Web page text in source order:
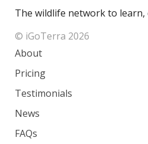
The wildlife network to learn,
© iGoTerra 2026
About
Pricing
Testimonials
News
FAQs